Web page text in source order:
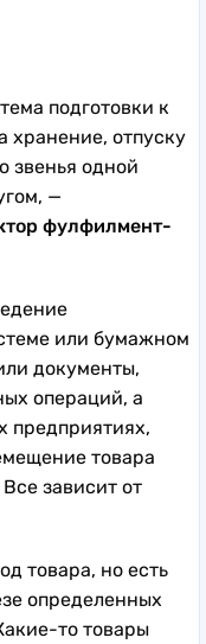
подготовки к
хранение, отпуску
звенья одной
—
фулфилмент-
или бумажном
документы,
операций, а
предприятиях,
товара
зависит от
товара, но есть
определенных
то товары